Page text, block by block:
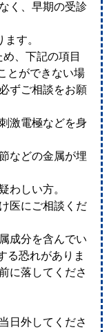
く、早期の受診
す。
、下記の項目
とができない場
ずご相談をお願
激電極などを身
などの金属が埋
わしい方。
医にご相談くだ
成分を含んでい
る恐れがありま
に落してくださ
日外してくださ